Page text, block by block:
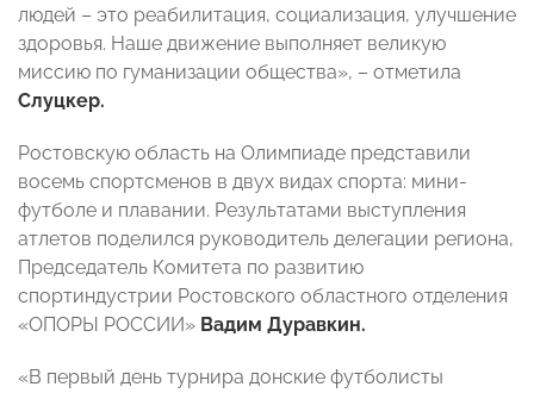
людей – это реабилитация, социализация, улучшение
здоровья. Наше движение выполняет великую
миссию по гуманизации общества», – отметила
Слуцкер.
Ростовскую область на Олимпиаде представили
восемь спортсменов в двух видах спорта: мини-
футболе и плавании. Результатами выступления
атлетов поделился руководитель делегации региона,
Председатель Комитета по развитию
спортиндустрии Ростовского областного отделения
«ОПОРЫ РОССИИ» Вадим Дуравкин.
«В первый день турнира донские футболисты